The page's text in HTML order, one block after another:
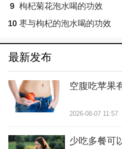
9 枸杞菊花泡水喝的功效
10 枣与枸杞的泡水喝的功效
最新发布
空腹吃苹果
2026-08-07 11:57
少吃多餐可